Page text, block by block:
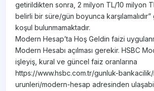
getirildikten sonra, 2 milyon TL/10 milyon
belirli bir süre/gün boyunca karşılamalıdır”
koşul bulunmamaktadır.
Modern Hesap’ta Hoş Geldin faizi
Modern Hesabı açılması gerekir. HSBC
işleyiş, kural ve güncel faiz oranlarına
https://www.hsbc.com.tr/gunluk-
urunleri/modern-hesap adresinden